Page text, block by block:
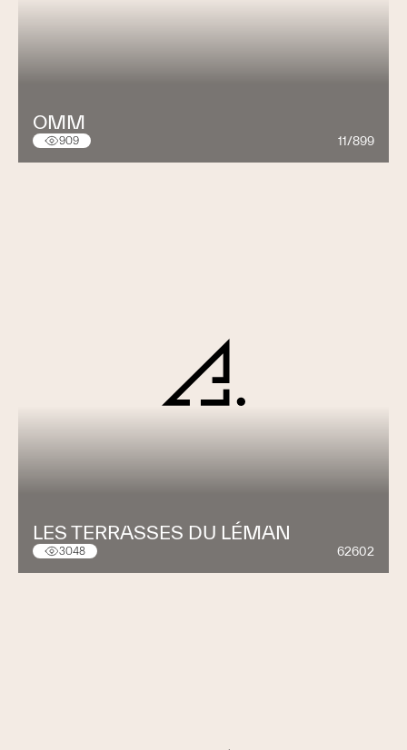
OMM
909 11/899
LES TERRASSES DU LÉMAN
3048 62602